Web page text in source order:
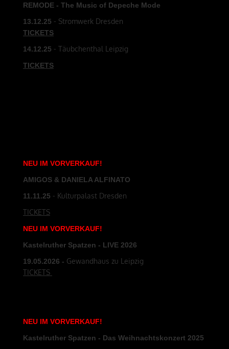
REMODE - The Music of Depeche Mode
13.12.25 - Stromwerk Dresden
TICKETS
14.12.25 - Täubchenthal Leipzig
TICKETS
NEU IM VORVERKAUF!
AMIGOS & DANIELA ALFINATO
11.11.25 - Kulturpalast Dresden
TICKETS
NEU IM VORVERKAUF!
Kastelruther Spatzen - LIVE 2026
19.05.2026 - Gewandhaus zu Leipzig
TICKETS
NEU IM VORVERKAUF!
Kastelruther Spatzen - Das Weihnachtskonzert 2025